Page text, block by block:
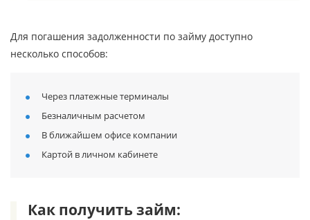
Для погашения задолженности по займу доступно
несколько способов:
Через платежные терминалы
Безналичным расчетом
В ближайшем офисе компании
Картой в личном кабинете
Как получить займ: